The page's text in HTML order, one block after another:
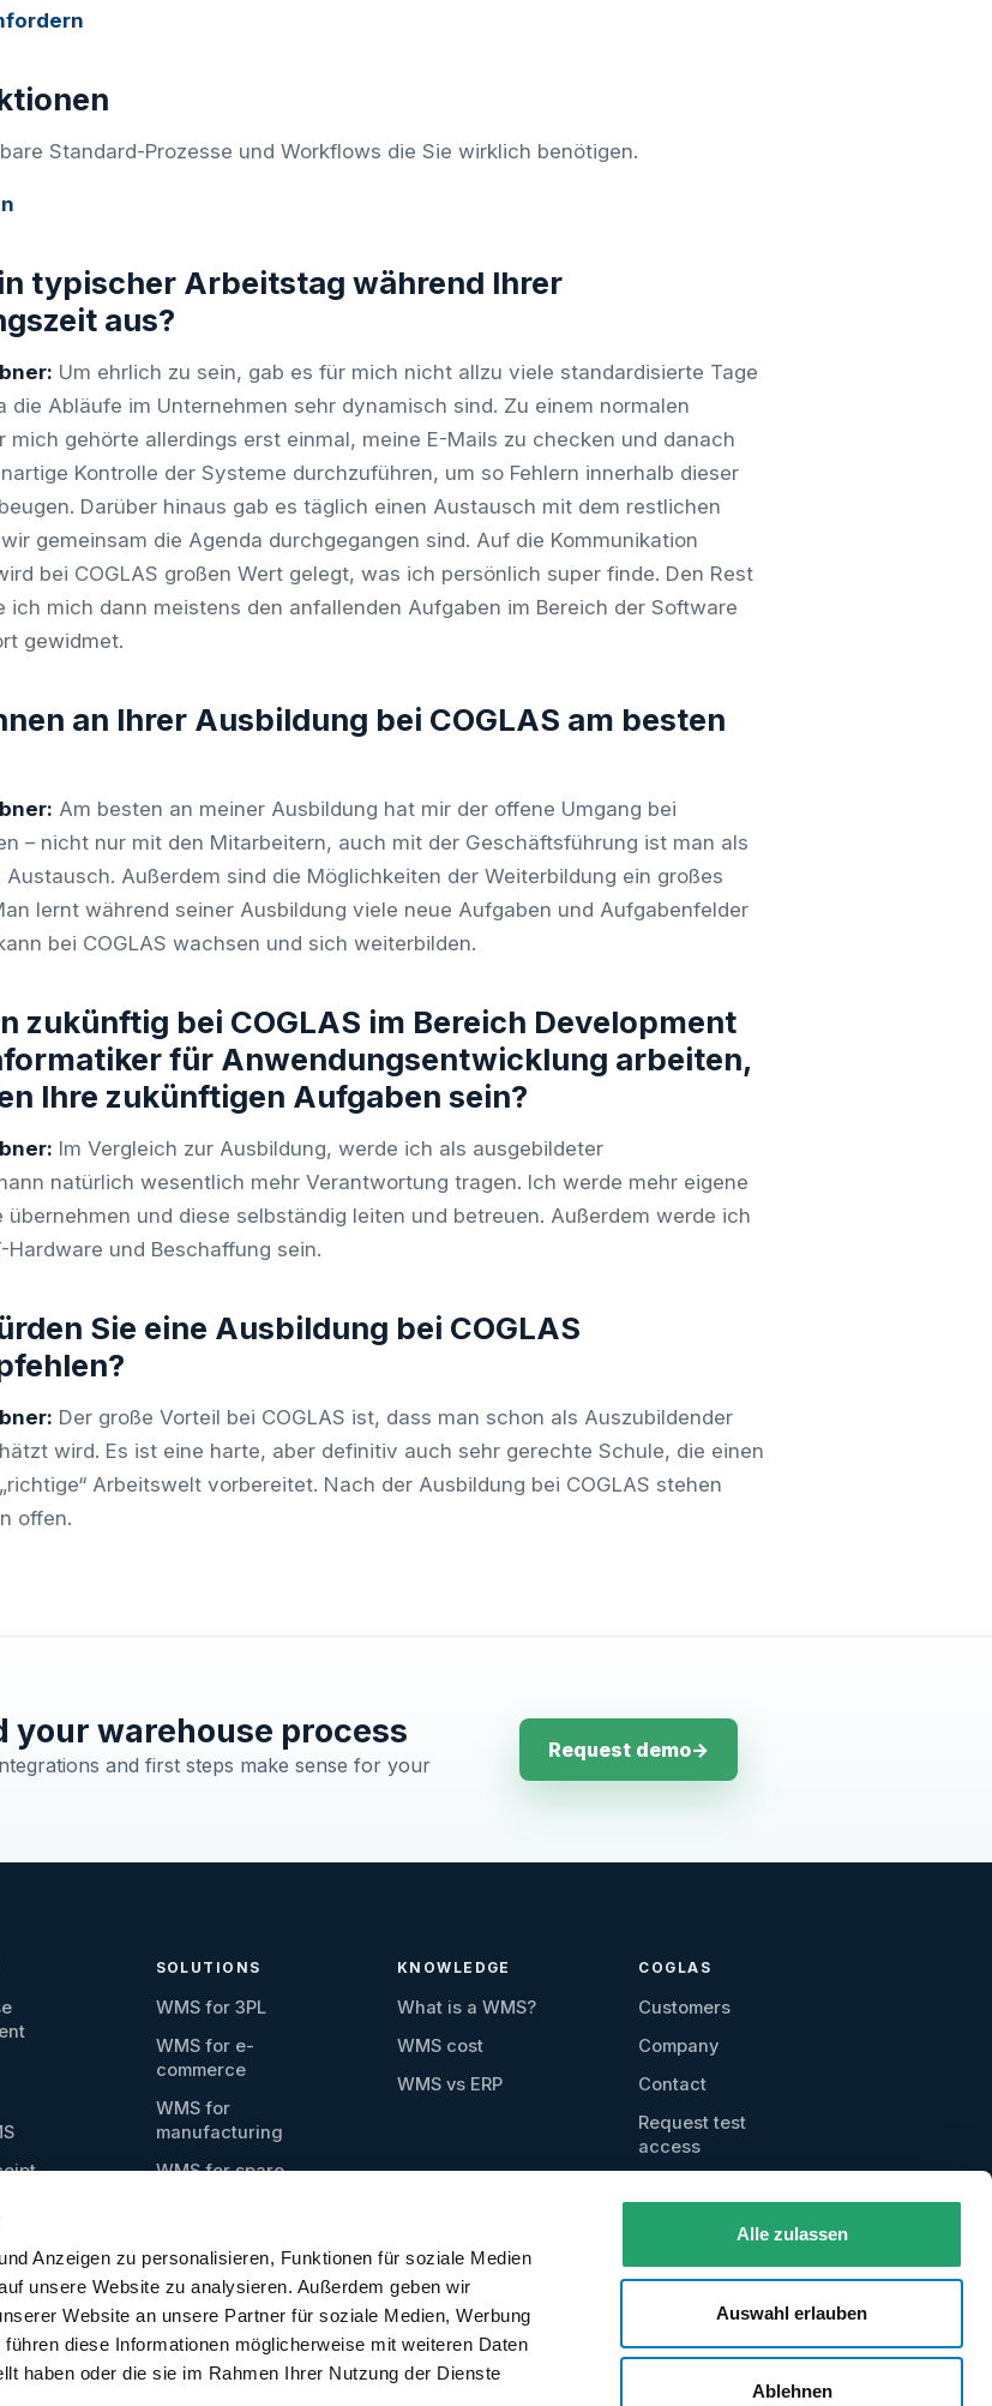
Anzeigen zu personalisieren, Funktionen für soziale Medien
unsere Website zu analysieren. Außerdem geben wir
Website an unsere Partner für soziale Medien, Werbung
diese Informationen möglicherweise mit weiteren Daten
haben oder die sie im Rahmen Ihrer Nutzung der Dienste
Alle zulassen
Auswahl erlauben
Ablehnen
Standard-Prozesse und Workflows die Sie wirklich benötigen.
typischer Arbeitstag während Ihrer
aus?
Um ehrlich zu sein, gab es für mich nicht allzu viele standardisierte Tage
die Abläufe im Unternehmen sehr dynamisch sind. Zu einem normalen
mich gehörte allerdings erst einmal, meine E-Mails zu checken und danach
Kontrolle der Systeme durchzuführen, um so Fehlern innerhalb dieser
Darüber hinaus gab es täglich einen Austausch mit dem restlichen
gemeinsam die Agenda durchgegangen sind. Auf die Kommunikation
bei COGLAS großen Wert gelegt, was ich persönlich super finde. Den Rest
ich mich dann meistens den anfallenden Aufgaben im Bereich der Software
gewidmet.
an Ihrer Ausbildung bei COGLAS am besten
Am besten an meiner Ausbildung hat mir der offene Umgang bei
– nicht nur mit den Mitarbeitern, auch mit der Geschäftsführung ist man als
Austausch. Außerdem sind die Möglichkeiten der Weiterbildung ein großes
lernt während seiner Ausbildung viele neue Aufgaben und Aufgabenfelder
bei COGLAS wachsen und sich weiterbilden.
zukünftig bei COGLAS im Bereich Development
für Anwendungsentwicklung arbeiten,
Ihre zukünftigen Aufgaben sein?
Im Vergleich zur Ausbildung, werde ich als ausgebildeter
natürlich wesentlich mehr Verantwortung tragen. Ich werde mehr eigene
übernehmen und diese selbständig leiten und betreuen. Außerdem werde ich
Hardware und Beschaffung sein.
Sie eine Ausbildung bei COGLAS
Der große Vorteil bei COGLAS ist, dass man schon als Auszubildender
wird. Es ist eine harte, aber definitiv auch sehr gerechte Schule, die einen
Arbeitswelt vorbereitet. Nach der Ausbildung bei COGLAS stehen
offen.
your warehouse process
and first steps make sense for your
Request demo→
SOLUTIONS
WMS for 3PL
WMS for e-
commerce
WMS for
manufacturing
WMS for spare
beverage
WMS for small
warehouses
KNOWLEDGE
What is a WMS?
WMS cost
WMS vs ERP
COGLAS
Customers
Company
Contact
Request test
access